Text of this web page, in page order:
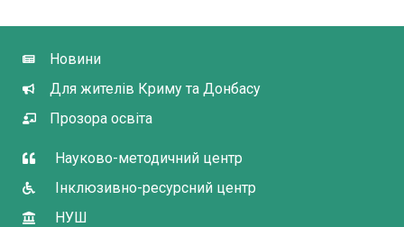
Новини
Для жителів Криму та Донбасу
Прозора освіта
Науково-методичний центр
Інклюзивно-ресурсний центр
НУШ